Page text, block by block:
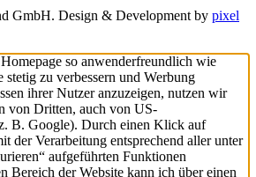
GmbH. Design & Development by pixel
so anwenderfreundlich wie
stetig zu verbessern und Werbung
ihrer Nutzer anzuzeigen, nutzen wir
von Dritten, auch von US-
B. Google). Durch einen Klick auf
der Verarbeitung entsprechend aller unter
aufgeführten Funktionen
Bereich der Website kann ich über einen